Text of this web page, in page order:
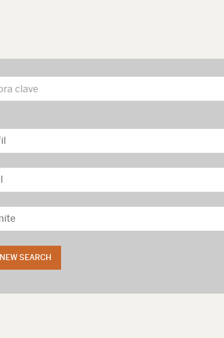
NEW SEARCH